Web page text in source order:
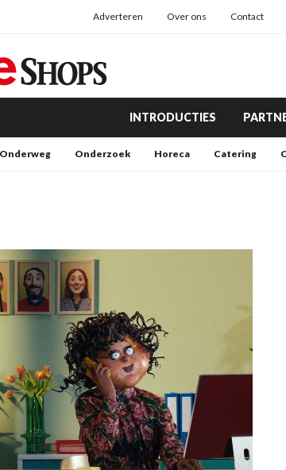
Adverteren Over ons Contact
INTRODUCTIES
Onderweg Onderzoek Horeca Catering